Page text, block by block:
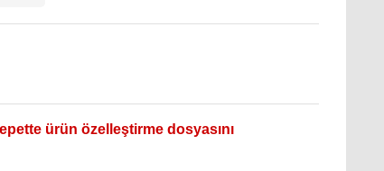
ürün özelleştirme dosyasını